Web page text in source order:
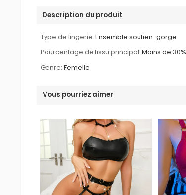
Description du produit
Type de lingerie: Ensemble soutien-gorge
Pourcentage de tissu principal: Moins de 30%
Genre: Femelle
Vous pourriez aimer